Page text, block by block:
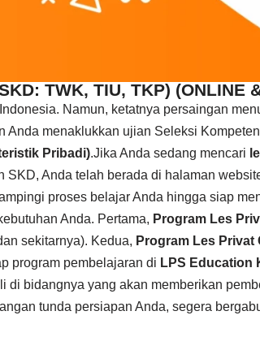
TWK, TIU, TKP) (ONLINE
Namun, ketatnya persaingan
menaklukkan ujian Seleksi
Pribadi).Jika Anda sedang mencari
Anda telah berada di halaman
proses belajar Anda hingga siap
Anda. Pertama, Program Les
sekitarnya). Kedua, Program Les Privat
program pembelajaran di LPS Education
bidangnya yang akan memberikan
tunda persiapan Anda, segera